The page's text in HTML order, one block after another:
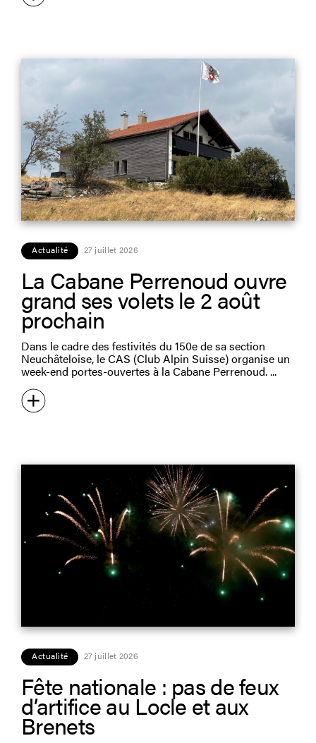
Actualité 27 juillet 2026
La Cabane Perrenoud ouvre
grand ses volets le 2 août
prochain
Dans le cadre des festivités du 150e de sa section
Neuchâteloise, le CAS (Club Alpin Suisse) organise un
week-end portes-ouvertes à la Cabane Perrenoud.
Actualité 27 juillet 2026
Fête nationale : pas de feux
d’artifice au Locle et aux
Brenets